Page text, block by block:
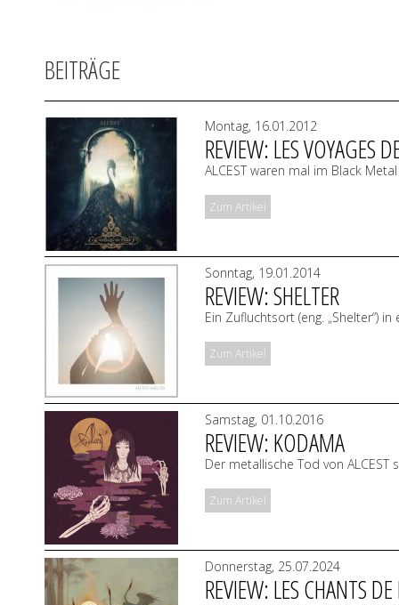
BEITRÄGE
Montag, 16.01.2012
REVIEW: LES VOYAGES
ALCEST waren mal im Black
Zum Artikel
Sonntag, 19.01.2014
REVIEW: SHELTER
Ein Zufluchtsort (eng. „Shelter“)
Zum Artikel
Samstag, 01.10.2016
REVIEW: KODAMA
Der metallische Tod von
Zum Artikel
Donnerstag, 25.07.2024
REVIEW: LES CHANTS